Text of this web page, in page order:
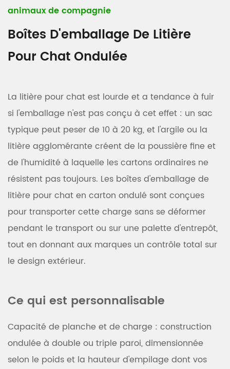
animaux de compagnie
Boîtes D'emballage De Litière
Pour Chat Ondulée
La litière pour chat est lourde et a tendance à fuir
si l'emballage n'est pas conçu à cet effet : un sac
typique peut peser de 10 à 20 kg, et l'argile ou la
litière agglomérante créent de la poussière fine et
de l'humidité à laquelle les cartons ordinaires ne
résistent pas toujours. Les boîtes d'emballage de
litière pour chat en carton ondulé sont conçues
pour transporter cette charge sans se déformer
pendant le transport ou sur une palette d'entrepôt,
tout en donnant aux marques un contrôle total sur
le design extérieur.
Ce qui est personnalisable
Capacité de planche et de charge : construction
ondulée à double ou triple paroi, dimensionnée
selon le poids et la hauteur d'empilage dont vos